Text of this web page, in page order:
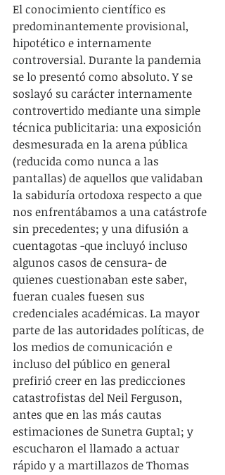
El conocimiento científico es
predominantemente provisional,
hipotético e internamente
controversial. Durante la pandemia
se lo presentó como absoluto. Y se
soslayó su carácter internamente
controvertido mediante una simple
técnica publicitaria: una exposición
desmesurada en la arena pública
(reducida como nunca a las
pantallas) de aquellos que validaban
la sabiduría ortodoxa respecto a que
nos enfrentábamos a una catástrofe
sin precedentes; y una difusión a
cuentagotas -que incluyó incluso
algunos casos de censura- de
quienes cuestionaban este saber,
fueran cuales fuesen sus
credenciales académicas. La mayor
parte de las autoridades políticas, de
los medios de comunicación e
incluso del público en general
prefirió creer en las predicciones
catastrofistas del Neil Ferguson,
antes que en las más cautas
estimaciones de Sunetra Gupta1; y
escucharon el llamado a actuar
rápido y a martillazos de Thomas